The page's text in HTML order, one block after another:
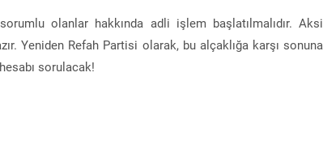
olanlar hakkında adli işlem başlatılmalıdır. Aksi
Yeniden Refah Partisi olarak, bu alçaklığa karşı sonuna
sorulacak!